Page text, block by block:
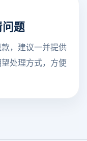
题
，建议一并提供
处理方式，方便